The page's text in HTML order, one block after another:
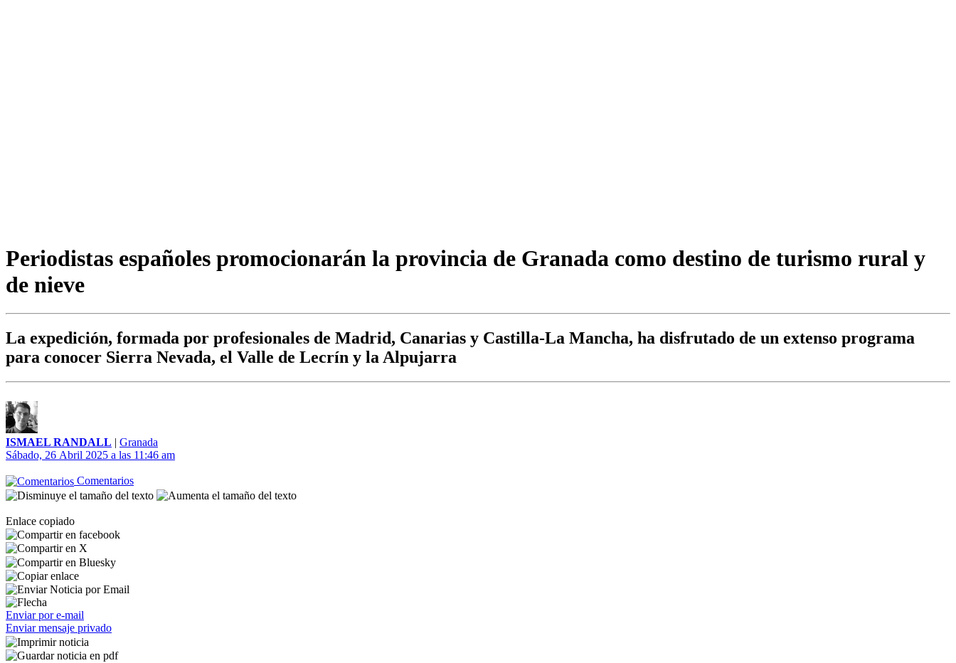
Periodistas españoles promocionarán la provincia de Granada como destino de turismo rural y
de nieve
La expedición, formada por profesionales de Madrid, Canarias y Castilla-La Mancha, ha disfrutado de un extenso programa
para conocer Sierra Nevada, el Valle de Lecrín y la Alpujarra
ISMAEL RANDALL | Granada
Sábado, 26 Abril 2025 a las 11:46 am
Comentarios
Enlace copiado
Enviar por e-mail
Enviar mensaje privado